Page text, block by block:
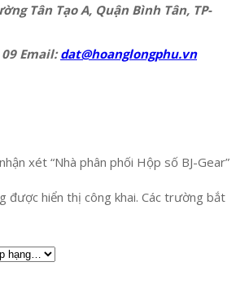
Tân Tạo A, Quận Bình Tân, TP-
Email:dat@hoanglongphu.vn
xét “Nhà phân phối Hộp số BJ-Gear”
được hiển thị công khai. Các trường bắt